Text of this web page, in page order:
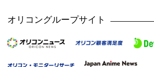
オリコングループサイト